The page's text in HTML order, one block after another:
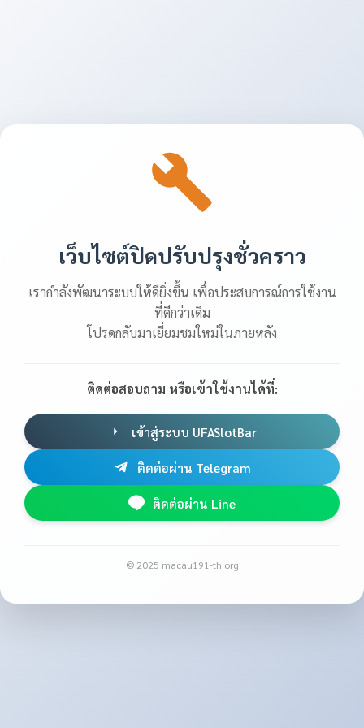
เว็บไซต์ปิดปรับปรุงชั่วคราว
เรากำลังพัฒนาระบบให้ดียิ่งขึ้น เพื่อประสบการณ์การใช้งาน
ที่ดีกว่าเดิม
โปรดกลับมาเยี่ยมชมใหม่ในภายหลัง
ติดต่อสอบถาม หรือเข้าใช้งานได้ที่:
เข้าสู่ระบบ UFASlotBar
ติดต่อผ่าน Telegram
ติดต่อผ่าน Line
© 2025 macau191-th.org